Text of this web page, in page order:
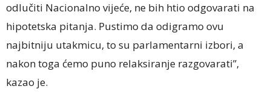
odlučiti Nacionalno vijeće, ne bih htio odgovarati na
hipotetska pitanja. Pustimo da odigramo ovu
najbitniju utakmicu, to su parlamentarni izbori, a
nakon toga ćemo puno relaksiranje razgovarati”,
kazao je.